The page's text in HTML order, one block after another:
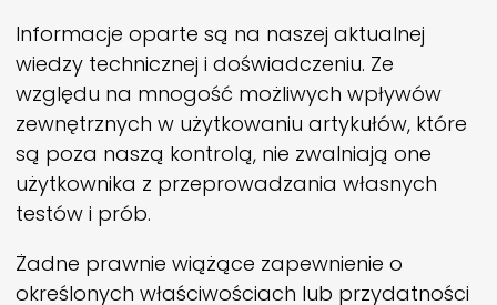
Informacje oparte są na naszej aktualnej
wiedzy technicznej i doświadczeniu. Ze
względu na mnogość możliwych wpływów
zewnętrznych w użytkowaniu artykułów, które
są poza naszą kontrolą, nie zwalniają one
użytkownika z przeprowadzania własnych
testów i prób.
Żadne prawnie wiążące zapewnienie o
określonych właściwościach lub przydatności